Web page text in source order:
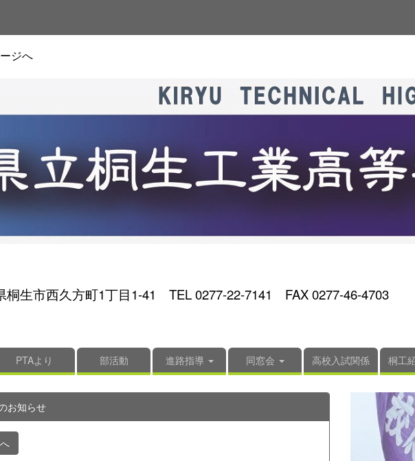
ジへ
生市西久方町1丁目1-41 TEL 0277-22-7141 FAX 0277-46-4703
PTAより 部活動 進路指導 同窓会 高校入試関係 桐工
お知らせ